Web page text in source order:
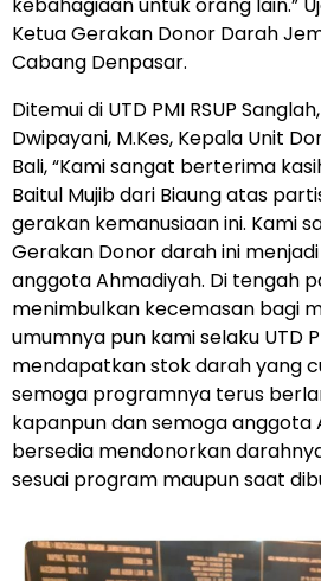
kebahagiaan untuk orang lain.”
Ketua Gerakan Donor Darah
Cabang Denpasar.
Ditemui di UTD PMI RSUP
Dwipayani, M.Kes, Kepala Unit
Bali, “Kami sangat berterima
Baitul Mujib dari Biaung atas
gerakan kemanusiaan ini. Kami
Gerakan Donor darah ini
anggota Ahmadiyah. Di tengah
menimbulkan kecemasan bagi
umumnya pun kami selaku UTD
mendapatkan stok darah yang
semoga programnya terus
kapanpun dan semoga anggota
bersedia mendonorkan
sesuai program maupun saat